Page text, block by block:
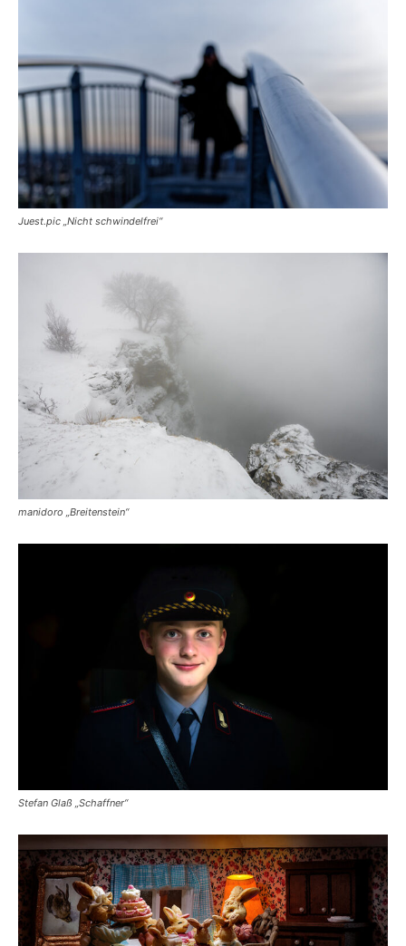
Juest.pic „Nicht schwindelfrei“
manidoro „Breitenstein“
Stefan Glaß „Schaffner“